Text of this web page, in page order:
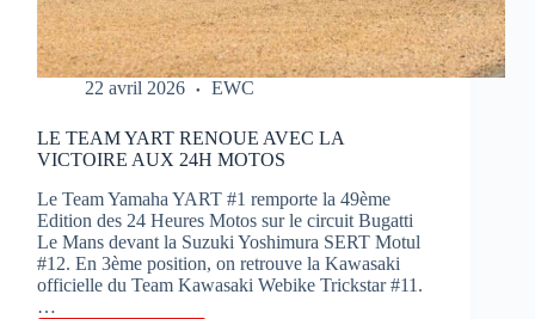
22 avril 2026 EWC
LE TEAM YART RENOUE AVEC LA
VICTOIRE AUX 24H MOTOS
Le Team Yamaha YART #1 remporte la 49ème
Edition des 24 Heures Motos sur le circuit Bugatti
Le Mans devant la Suzuki Yoshimura SERT Motul
#12. En 3ème position, on retrouve la Kawasaki
officielle du Team Kawasaki Webike Trickstar #11.
…